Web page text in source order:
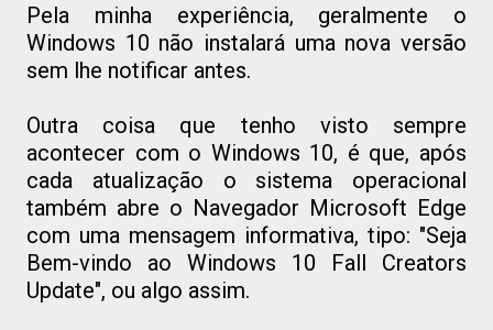
Pela minha experiência, geralmente o
Windows 10 não instalará uma nova versão
sem lhe notificar antes.
Outra coisa que tenho visto sempre
acontecer com o Windows 10, é que, após
cada atualização o sistema operacional
também abre o Navegador Microsoft Edge
com uma mensagem informativa, tipo: "Seja
Bem-vindo ao Windows 10 Fall Creators
Update", ou algo assim.